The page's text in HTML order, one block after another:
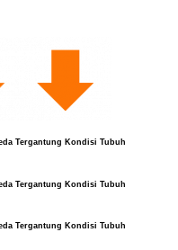
Tergantung Kondisi Tubuh
Tergantung Kondisi Tubuh
Tergantung Kondisi Tubuh